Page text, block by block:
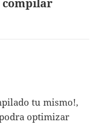
tu mismo!,
optimizar